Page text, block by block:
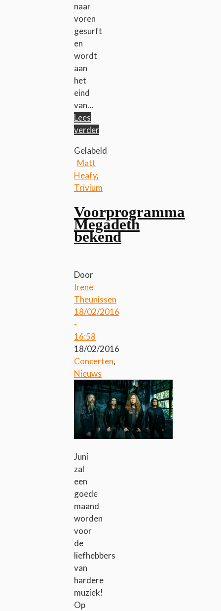
naar
voren
gesurft
en
wordt
aan
het
eind
van…
Lees
verder
Gelabeld
Matt
Heafy,
Trivium
Voorprogramma
Megadeth
bekend
Door
Irene
Theunissen
18/02/2016
-
16:58
18/02/2016
Concerten,
Nieuws
Juni
zal
een
goede
maand
worden
voor
de
liefhebbers
van
hardere
muziek!
Op